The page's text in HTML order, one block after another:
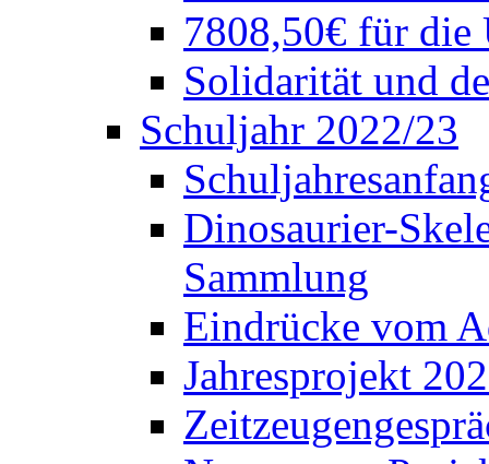
7808,50€ für die
Solidarität und
Schuljahr 2022/23
Dinosaurier-
Sammlung
Eindrücke vom
Jahresprojekt